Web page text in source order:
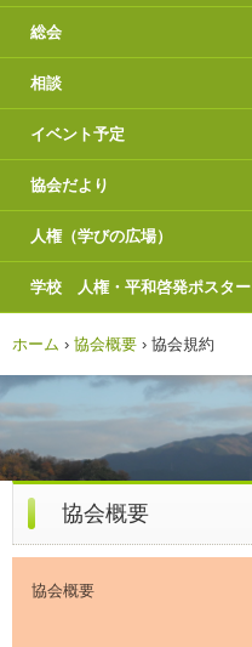
総会
相談
イベント予定
協会だより
人権（学びの広場）
学校 人権・平和啓発ポスター
ホーム › 協会概要 › 協会規約
協会概要
協会概要